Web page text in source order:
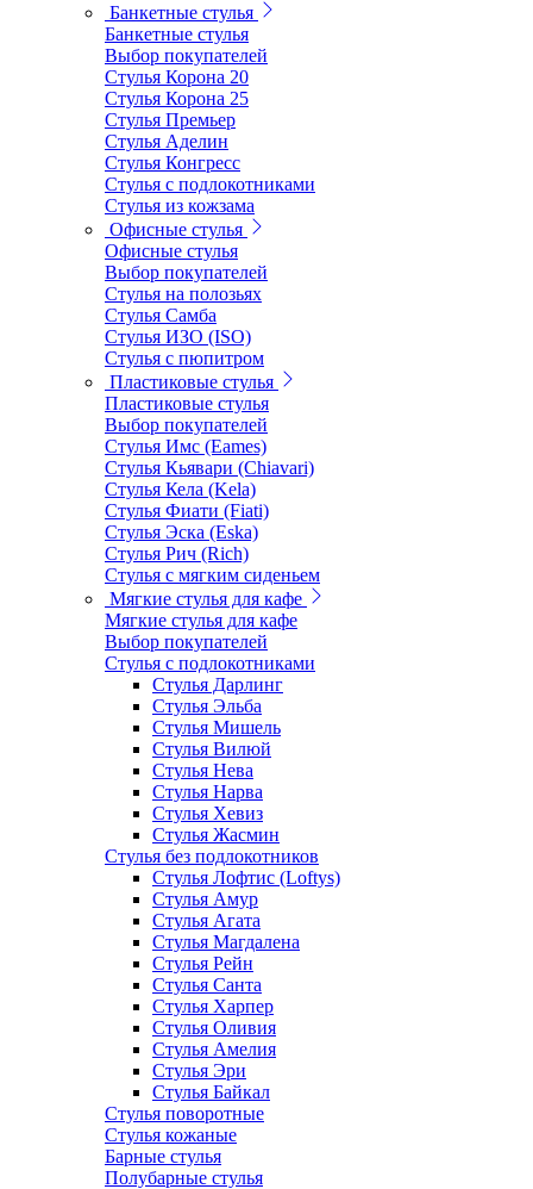
Банкетные стулья
Банкетные стулья
Выбор покупателей
Стулья Корона 20
Стулья Корона 25
Стулья Премьер
Стулья Аделин
Стулья Конгресс
Стулья с подлокотниками
Стулья из кожзама
Офисные стулья
Офисные стулья
Выбор покупателей
Стулья на полозьях
Стулья Самба
Стулья ИЗО (ISO)
Стулья с пюпитром
Пластиковые стулья
Пластиковые стулья
Выбор покупателей
Стулья Имс (Eames)
Стулья Кьявари (Chiavari)
Стулья Кела (Kela)
Стулья Фиати (Fiati)
Стулья Эска (Eska)
Стулья Рич (Rich)
Стулья с мягким сиденьем
Мягкие стулья для кафе
Мягкие стулья для кафе
Выбор покупателей
Стулья с подлокотниками
Стулья Дарлинг
Стулья Эльба
Стулья Мишель
Стулья Вилюй
Стулья Нева
Стулья Нарва
Стулья Хевиз
Стулья Жасмин
Стулья без подлокотников
Стулья Лофтис (Loftys)
Стулья Амур
Стулья Агата
Стулья Магдалена
Стулья Рейн
Стулья Санта
Стулья Харпер
Стулья Оливия
Стулья Амелия
Стулья Эри
Стулья Байкал
Стулья поворотные
Стулья кожаные
Барные стулья
Полубарные стулья